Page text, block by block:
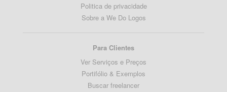
Politica de privacidade
Sobre a We Do Logos
Para Clientes
Ver Serviços e Preços
Portifólio & Exemplos
Buscar freelancer